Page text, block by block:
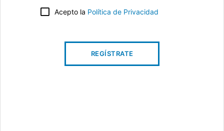
Acepto la Política de Privacidad
REGÍSTRATE